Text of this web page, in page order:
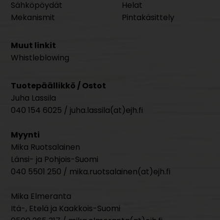
Sähköpöydät
Mekanismit
Helat
Pintakäsittely
Muut linkit
Whistleblowing
Tuotepäällikkö / Ostot
Juha Lassila
040 154 6025 / juha.lassila(at)ejh.fi
Myynti
Mika Ruotsalainen
Länsi- ja Pohjois-Suomi
040 5501 250 / mika.ruotsalainen(at)ejh.fi
Mika Elmeranta
Itä-, Etelä ja Kaakkois-Suomi